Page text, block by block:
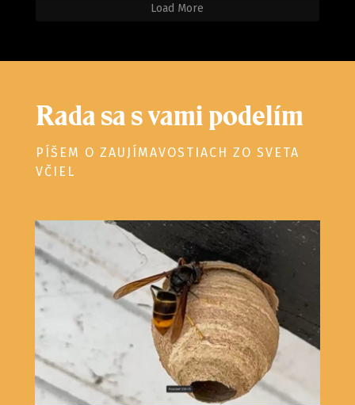
Load More
Rada sa s vami podelím
PÍŠEM O ZAUJÍMAVOSTIACH ZO SVETA
VČIEL